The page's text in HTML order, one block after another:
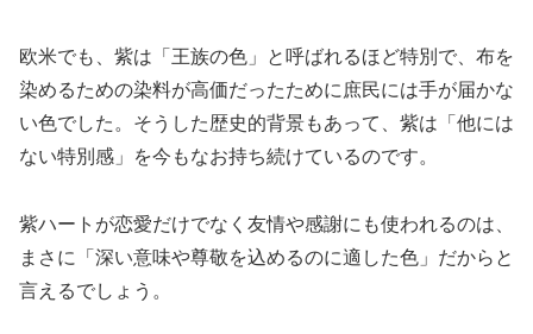
欧米でも、紫は「王族の色」と呼ばれるほど特別で、布を
染めるための染料が高価だったために庶民には手が届かな
い色でした。そうした歴史的背景もあって、紫は「他には
ない特別感」を今もなお持ち続けているのです。
紫ハートが恋愛だけでなく友情や感謝にも使われるのは、
まさに「深い意味や尊敬を込めるのに適した色」だからと
言えるでしょう。